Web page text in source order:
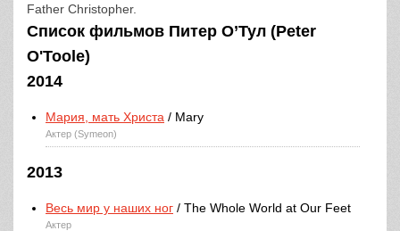
Father Christopher.
Список фильмов Питер О’Тул (Peter
O'Toole)
2014
Мария, мать Христа / Mary
Актер (Symeon)
2013
Весь мир у наших ног / The Whole World at Our Feet
Актер